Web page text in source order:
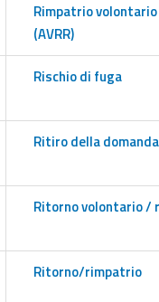
Rimpatrio
(AVRR)
Rischio di fuga
Ritiro della
Ritorno volontario /
Ritorno/rimpatrio